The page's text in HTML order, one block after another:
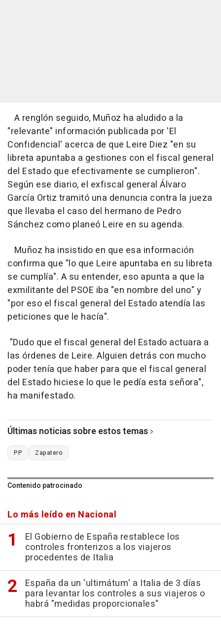
A renglón seguido, Muñoz ha aludido a la
"relevante" información publicada por 'El
Confidencial' acerca de que Leire Diez "en su
libreta apuntaba a gestiones con el fiscal general
del Estado que efectivamente se cumplieron".
Según ese diario, el exfiscal general Álvaro
García Ortiz tramitó una denuncia contra la jueza
que llevaba el caso del hermano de Pedro
Sánchez como planeó Leire en su agenda.
Muñoz ha insistido en que esa información
confirma que "lo que Leire apuntaba en su libreta
se cumplía". A su entender, eso apunta a que la
exmilitante del PSOE iba "en nombre del uno" y
"por eso el fiscal general del Estado atendía las
peticiones que le hacía".
"Dudo que el fiscal general del Estado actuara a
las órdenes de Leire. Alguien detrás con mucho
poder tenía que haber para que el fiscal general
del Estado hiciese lo que le pedía esta señora",
ha manifestado.
Últimas noticias sobre estos temas
PP Zapatero
Contenido patrocinado
Lo más leído en Nacional
El Gobierno de España restablece los
controles fronterizos a los viajeros
procedentes de Italia
España da un 'ultimátum' a Italia de 3 días
para levantar los controles a sus viajeros o
habrá "medidas proporcionales"